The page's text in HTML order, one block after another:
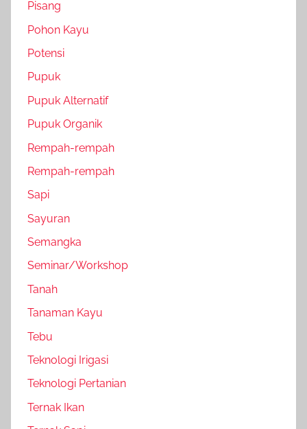
Pisang
Pohon Kayu
Potensi
Pupuk
Pupuk Alternatif
Pupuk Organik
Rempah-rempah
Rempah-rempah
Sapi
Sayuran
Semangka
Seminar/Workshop
Tanah
Tanaman Kayu
Tebu
Teknologi Irigasi
Teknologi Pertanian
Ternak Ikan